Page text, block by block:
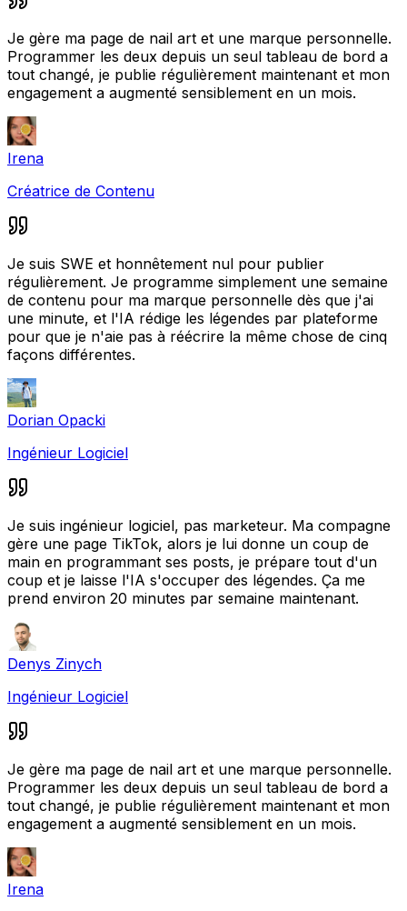
Je gère ma page de nail art et une marque personnelle.
Programmer les deux depuis un seul tableau de bord a
tout changé, je publie régulièrement maintenant et mon
engagement a augmenté sensiblement en un mois.
Irena
Créatrice de Contenu
Je suis SWE et honnêtement nul pour publier
régulièrement. Je programme simplement une semaine
de contenu pour ma marque personnelle dès que j'ai
une minute, et l'IA rédige les légendes par plateforme
pour que je n'aie pas à réécrire la même chose de cinq
façons différentes.
Dorian Opacki
Ingénieur Logiciel
Je suis ingénieur logiciel, pas marketeur. Ma compagne
gère une page TikTok, alors je lui donne un coup de
main en programmant ses posts, je prépare tout d'un
coup et je laisse l'IA s'occuper des légendes. Ça me
prend environ 20 minutes par semaine maintenant.
Denys Zinych
Ingénieur Logiciel
Je gère ma page de nail art et une marque personnelle.
Programmer les deux depuis un seul tableau de bord a
tout changé, je publie régulièrement maintenant et mon
engagement a augmenté sensiblement en un mois.
Irena